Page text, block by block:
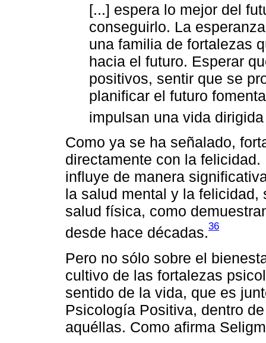
[...] espera lo mejor del
conseguirlo. La
una familia de fortalezas
hacia el futuro. Esperar
positivos, sentir que se
planificar el futuro
impulsan una vida
Como ya se ha señalado,
directamente con la
influye de manera
la salud mental y la
salud física, como
desde hace décadas.36
Pero no sólo sobre el
cultivo de las fortalezas
sentido de la vida, que es
Psicología Positiva, dentro
aquéllas. Como afirma